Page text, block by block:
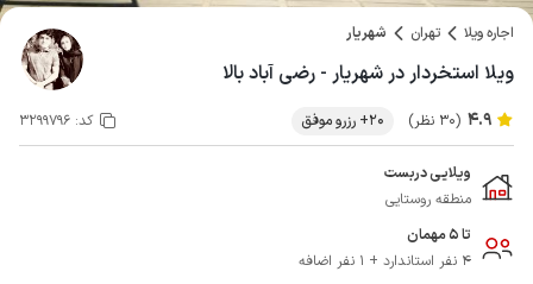
اجاره ویلا تهران شهریار
ویلا استخردار در شهریار - رضی آباد بالا
4.9 (30 نظر) 20+ رزرو موفق کد: 3299796
ویلایی دربست
منطقه روستایی
تا 5 مهمان
4 نفر استاندارد + 1 نفر اضافه